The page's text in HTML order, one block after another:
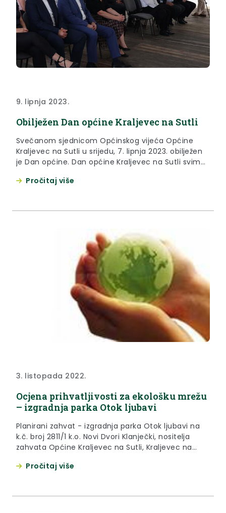
9. lipnja 2023.
Obilježen Dan općine Kraljevec na Sutli
Svečanom sjednicom Općinskog vijeća Općine
Kraljevec na Sutli u srijedu, 7. lipnja 2023. obilježen
je Dan općine. Dan općine Kraljevec na Sutli svima
Krapinsko-zagorske županije Željko Kolar. “Nakon što
Pročitaj više
3. listopada 2022.
Ocjena prihvatljivosti za ekološku mrežu
– izgradnja parka Otok ljubavi
Planirani zahvat - izgradnja parka Otok ljubavi na
k.č. broj 2811/1 k.o. Novi Dvori Klanječki, nositelja
zahvata Općine Kraljevec na Sutli, Kraljevec na
Pročitaj više